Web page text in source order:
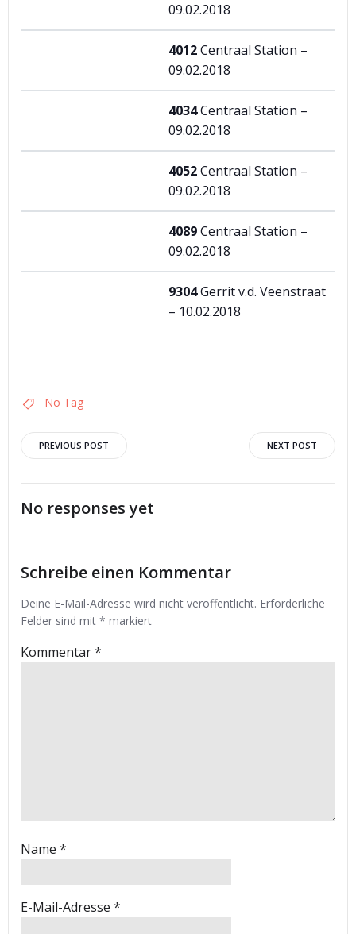
09.02.2018
4012Centraal Station –
09.02.2018
4034Centraal Station –
09.02.2018
4052Centraal Station –
09.02.2018
4089Centraal Station –
09.02.2018
9304Gerrit v.d. Veenstraat
– 10.02.2018
No Tag
Post
navigation
PREVIOUS POST
navigation
NEXT POST
No responses yet
Schreibe einen Kommentar
Deine E-Mail-Adresse wird nicht veröffentlicht. Erforderliche
Felder sind mit * markiert
Kommentar*
Name *
E-Mail-Adresse *